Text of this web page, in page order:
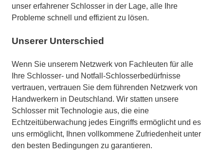
unser erfahrener Schlosser in der Lage, alle Ihre
Probleme schnell und effizient zu lösen.
Unserer Unterschied
Wenn Sie unserem Netzwerk von Fachleuten für alle
Ihre Schlosser- und Notfall-Schlosserbedürfnisse
vertrauen, vertrauen Sie dem führenden Netzwerk von
Handwerkern in Deutschland. Wir statten unsere
Schlosser mit Technologie aus, die eine
Echtzeitüberwachung jedes Eingriffs ermöglicht und es
uns ermöglicht, Ihnen vollkommene Zufriedenheit unter
den besten Bedingungen zu garantieren.